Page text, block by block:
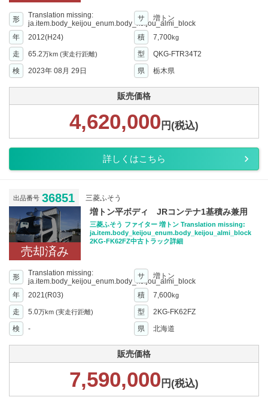
形
Translation missing:
ja.item.body_keijou_enum.body_keijou_almi_block
サ 増トン
年 2012(H24) 積 7,700kg
走 65.2万km (実走行距離) 型
QKG-FTR34T2
検
2023年 08月 29日 県 栃木県
販売価格
4,620,000 円(税込)
詳しくはこちら
出品番号 36851 三菱ふそう
売却済み
増トン平ボディ JRコンテナ1基積み兼用
三菱ふそう ファイター 増トン Translation missing:
ja.item.body_keijou_enum.body_keijou_almi_block
2KG-FK62FZ中古トラック詳細
形
Translation missing:
ja.item.body_keijou_enum.body_keijou_almi_block
サ 増トン
年 2021(R03) 積 7,600kg
走 5.0万km (実走行距離) 型
2KG-FK62FZ
検
- 県 北海道
販売価格
7,590,000 円(税込)